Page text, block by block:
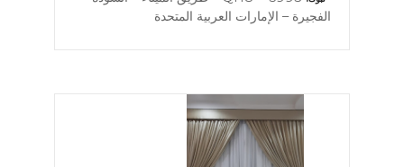
الفجيرة – الإمارات العربية المتحدة